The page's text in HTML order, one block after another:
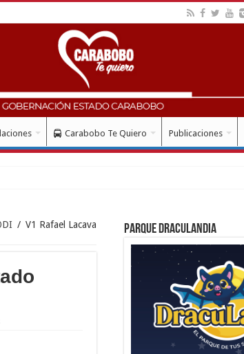
Carabobo Te Quiero Publicaciones
/ V1 Rafael Lacava
Parque Draculandia